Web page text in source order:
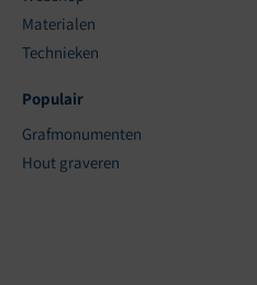
Materialen
Technieken
Populair
Grafmonumenten
Hout graveren